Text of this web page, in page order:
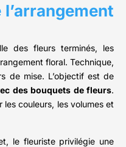
des fleurs terminés, les
floral. Technique,
de mise. L’objectif est de
des bouquets de fleurs.
les couleurs, les volumes et
le fleuriste privilégie une